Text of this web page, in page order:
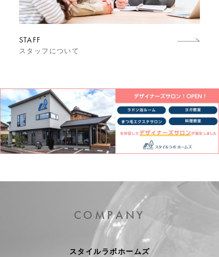
STAFF
スタッフについて
COMPANY
スタイルラボホームズ